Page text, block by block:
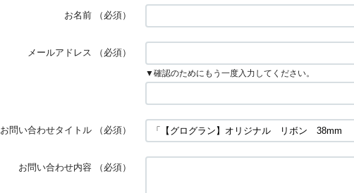
お名前 （必須）
メールアドレス （必須）
▼確認のためにもう一度入力してください。
お問い合わせタイトル （必須）
お問い合わせ内容 （必須）